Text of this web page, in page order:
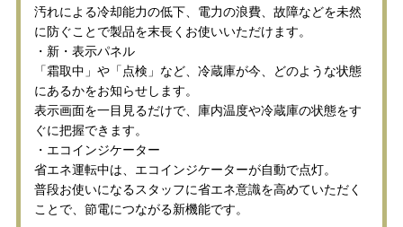
汚れによる冷却能力の低下、電力の浪費、故障などを未然
に防ぐことで製品を末長くお使いいただけます。
・新・表示パネル
「霜取中」や「点検」など、冷蔵庫が今、どのような状態
にあるかをお知らせします。
表示画面を一目見るだけで、庫内温度や冷蔵庫の状態をす
ぐに把握できます。
・エコインジケーター
省エネ運転中は、エコインジケーターが自動で点灯。
普段お使いになるスタッフに省エネ意識を高めていただく
ことで、節電につながる新機能です。